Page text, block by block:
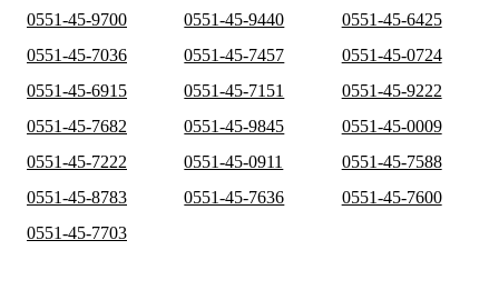
0551-45-9700
0551-45-9440
0551-45-6425
0551-45-7036
0551-45-7457
0551-45-0724
0551-45-6915
0551-45-7151
0551-45-9222
0551-45-7682
0551-45-9845
0551-45-0009
0551-45-7222
0551-45-0911
0551-45-7588
0551-45-8783
0551-45-7636
0551-45-7600
0551-45-7703